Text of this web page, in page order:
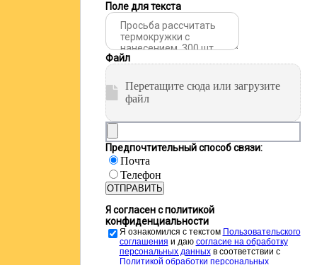
Поле для текста
Файл
Перетащите сюда или загрузите
файл
Предпочтительный способ связи:
Почта
Телефон
ОТПРАВИТЬ
Я согласен с политикой
конфиденциальности
Я ознакомился с текстом Пользовательского
соглашения и даю cогласие на обработку
персональных данныхв соответствии с
Политикой обработки персональных